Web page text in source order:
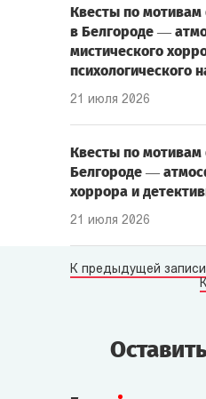
Квесты по
в Белгороде —
мистического
психологического
21 июля 2026
Квесты по
Белгороде —
хоррора и
21 июля 2026
К предыдущей записи